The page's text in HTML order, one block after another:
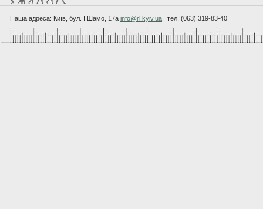
Наша адреса: Київ, бул. I.Шамо, 17а info@rl.kyiv.ua тел. (063) 319-83-40